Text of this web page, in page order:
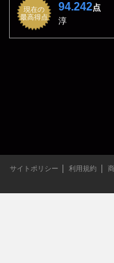
現在の
最高得点
94.242点
淳
サイトポリシー 利用規約